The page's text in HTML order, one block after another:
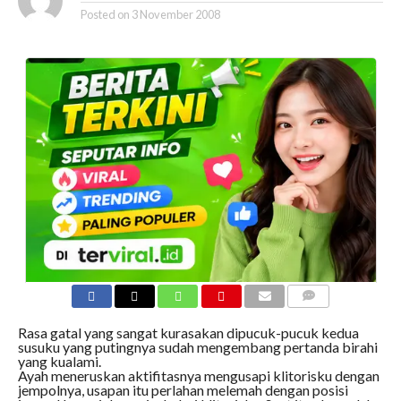
Posted on 3 November 2008
Rasa gatal yang sangat kurasakan dipucuk-pucuk kedua
susuku yang putingnya sudah mengembang pertanda birahi
yang kualami.
Ayah meneruskan aktifitasnya mengusapi klitorisku dengan
jempolnya, usapan itu perlahan melemah dengan posisi